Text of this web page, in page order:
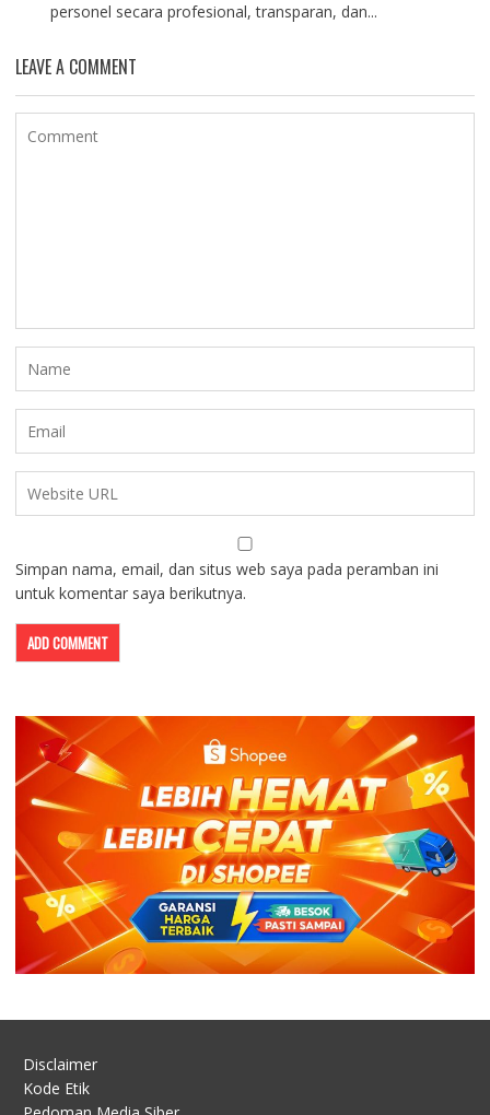
personel secara profesional, transparan, dan...
LEAVE A COMMENT
Simpan nama, email, dan situs web saya pada peramban ini
untuk komentar saya berikutnya.
Disclaimer
Kode Etik